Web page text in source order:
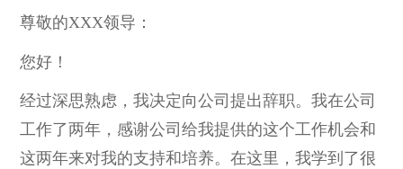
尊敬的XXX领导：
您好！
经过深思熟虑，我决定向公司提出辞职。我在公司
工作了两年，感谢公司给我提供的这个工作机会和
这两年来对我的支持和培养。在这里，我学到了很